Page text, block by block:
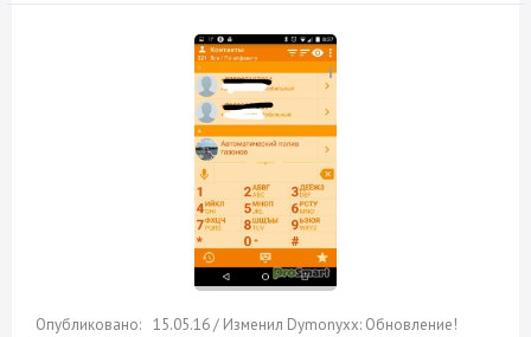
15.05.16 / Изменил Dymonyxx: Обновление!